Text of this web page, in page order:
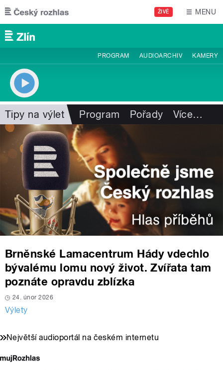
Přejít k hlavnímu obsahu
ŽIVĚ MENU
PROGRAM AUDIOARCHIV KAMERY
Tipy na výlet Program Pořady Více…
Brněnské Lamacentrum Hády vdechlo
bývalému lomu nový život. Zvířata tam
poznáte opravdu zblízka
24. únor 2026
Výlety
Největší audioportál na českém internetu